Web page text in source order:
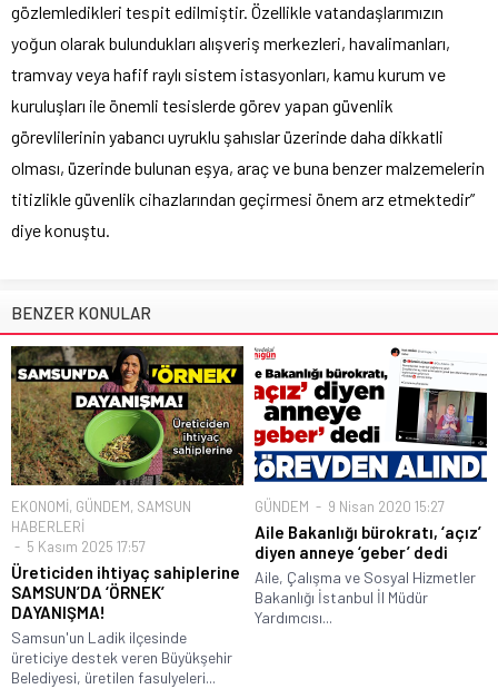
gözlemledikleri tespit edilmiştir. Özellikle vatandaşlarımızın
yoğun olarak bulundukları alışveriş merkezleri, havalimanları,
tramvay veya hafif raylı sistem istasyonları, kamu kurum ve
kuruluşları ile önemli tesislerde görev yapan güvenlik
görevlilerinin yabancı uyruklu şahıslar üzerinde daha dikkatli
olması, üzerinde bulunan eşya, araç ve buna benzer malzemelerin
titizlikle güvenlik cihazlarından geçirmesi önem arz etmektedir”
diye konuştu.
BENZER KONULAR
EKONOMİ, GÜNDEM, SAMSUN
HABERLERİ
5 Kasım 2025 17:57
Üreticiden ihtiyaç sahiplerine
SAMSUN’DA ‘ÖRNEK’
DAYANIŞMA!
Samsun'un Ladik ilçesinde
üreticiye destek veren Büyükşehir
Belediyesi, üretilen fasulyeleri...
GÜNDEM 9 Nisan 2020 15:27
Aile Bakanlığı bürokratı, ‘açız’
diyen anneye ‘geber’ dedi
Aile, Çalışma ve Sosyal Hizmetler
Bakanlığı İstanbul İl Müdür
Yardımcısı...